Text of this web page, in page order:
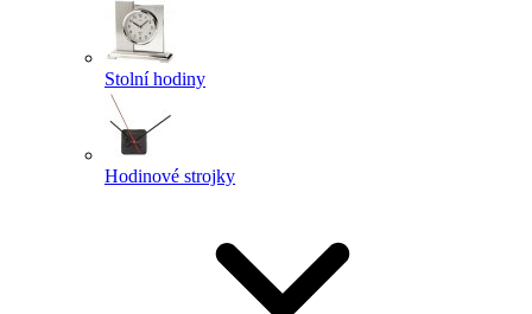
Stolní hodiny
Hodinové strojky